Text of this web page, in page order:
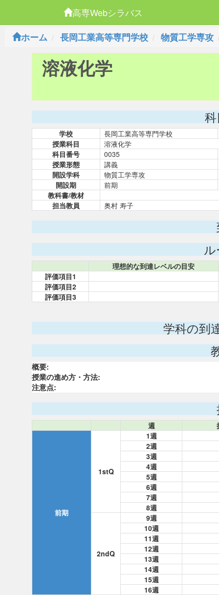
高専Webシラバス
ホーム
長岡工業高等専門学校 物質工学専攻
溶液化学
学校
長岡工業高等専門学校
授業科目
溶液化学
科目番号
0035
授業形態
講義
開設学科
物質工学専攻
開設期
前期
教科書/教材
担当教員
奥村 寿子
理想的な到達レベルの目安
評価項目1
評価項目2
評価項目3
学科の到
概要:
授業の進め方・方法:
注意点:
週
前期
1stQ
1週
2週
3週
4週
5週
6週
7週
8週
2ndQ
9週
10週
11週
12週
13週
14週
15週
16週